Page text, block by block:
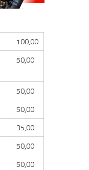
100,00
50,00
50,00
50,00
35,00
50,00
50,00